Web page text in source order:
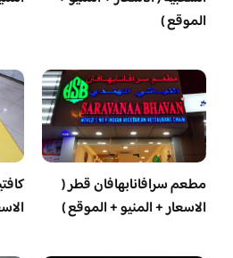
الموقع )
مطعم سرافانابهافان قطر (
الاسعار + المنيو + الموقع )